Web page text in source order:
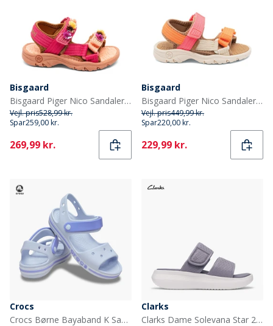
Bisgaard
Bisgaard Piger Nico Sandaler Confetti Flower
Vejl. pris528,99 kr.
Spar259,00 kr.
Current
269,99 kr.
Bisgaard
Bisgaard Piger Nico Sandaler Pink
Vejl. pris449,99 kr.
Spar220,00 kr.
Current
229,99 kr.
Crocs
Crocs Børne Bayaband K Sandaler Dreamscape
Clarks
Clarks Dame Solevana Star 2 Sandaler Purple Grey